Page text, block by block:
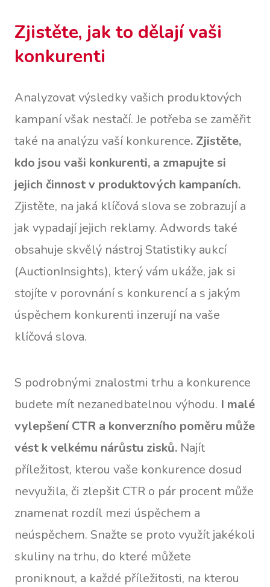
Zjistěte, jak to dělají vaši
konkurenti
Analyzovat výsledky vašich produktových
kampaní však nestačí. Je potřeba se zaměřit
také na analýzu vaší konkurence. Zjistěte,
kdo jsou vaši konkurenti, a zmapujte si
jejich činnost v produktových kampaních.
Zjistěte, na jaká klíčová slova se zobrazují a
jak vypadají jejich reklamy. Adwords také
obsahuje skvělý nástroj Statistiky aukcí
(AuctionInsights), který vám ukáže, jak si
stojíte v porovnání s konkurencí a s jakým
úspěchem konkurenti inzerují na vaše
klíčová slova.
S podrobnými znalostmi trhu a konkurence
budete mít nezanedbatelnou výhodu. I malé
vylepšení CTR a konverzního poměru může
vést k velkému nárůstu zisků. Najít
příležitost, kterou vaše konkurence dosud
nevyužila, či zlepšit CTR o pár procent může
znamenat rozdíl mezi úspěchem a
neúspěchem. Snažte se proto využít jakékoli
skuliny na trhu, do které můžete
proniknout, a každé příležitosti, na kterou